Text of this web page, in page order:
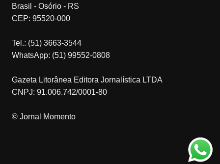
Brasil - Osório - RS
CEP: 95520-000
Tel.: (51) 3663-3544
WhatsApp: (51) 99552-0808
Gazeta Litorânea Editora Jornalística LTDA
CNPJ: 91.006.742/0001-80
© Jornal Momento